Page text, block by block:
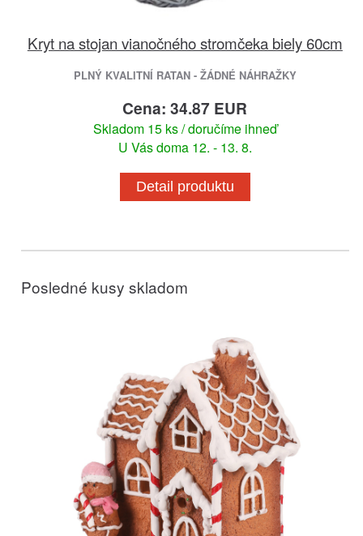
Kryt na stojan vianočného stromčeka biely 60cm
PLNÝ KVALITNÍ RATAN - ŽÁDNÉ NÁHRAŽKY
Cena: 34.87 EUR
Skladom 15 ks / doručíme ihneď
U Vás doma 12. - 13. 8.
Detail produktu
Posledné kusy skladom